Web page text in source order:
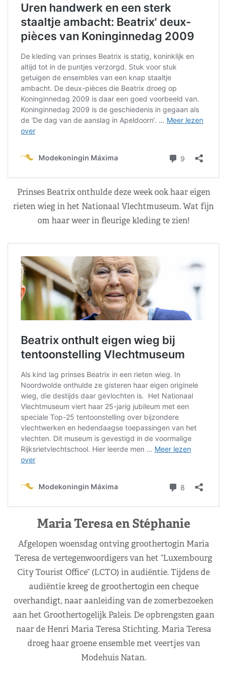
Prinses Beatrix onthulde deze week ook haar eigen
rieten wieg in het Nationaal Vlechtmuseum. Wat fijn
om haar weer in fleurige kleding te zien!
Maria Teresa en Stéphanie
Afgelopen woensdag ontving groothertogin Maria
Teresa de vertegenwoordigers van het “Luxembourg
City Tourist Office” (LCTO) in audiëntie. Tijdens de
audiëntie kreeg de groothertogin een cheque
overhandigt, naar aanleiding van de zomerbezoeken
aan het Groothertogelijk Paleis. De opbrengsten gaan
naar de Henri Maria Teresa Stichting. Maria Teresa
droeg haar groene ensemble met veertjes van
Modehuis Natan.